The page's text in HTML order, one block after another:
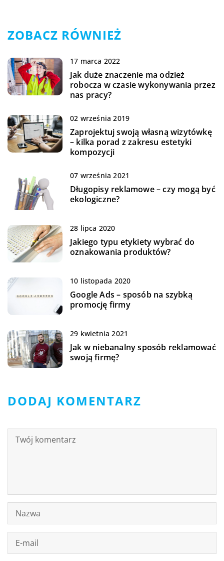
ZOBACZ RÓWNIEŻ
17 marca 2022
Jak duże znaczenie ma odzież
robocza w czasie wykonywania przez
nas pracy?
02 września 2019
Zaprojektuj swoją własną wizytówkę
– kilka porad z zakresu estetyki
kompozycji
07 września 2021
Długopisy reklamowe – czy mogą być
ekologiczne?
28 lipca 2020
Jakiego typu etykiety wybrać do
oznakowania produktów?
10 listopada 2020
Google Ads – sposób na szybką
promocję firmy
29 kwietnia 2021
Jak w niebanalny sposób reklamować
swoją firmę?
DODAJ KOMENTARZ